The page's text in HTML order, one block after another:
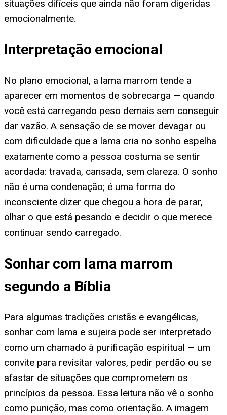
situações difíceis que ainda não foram digeridas
emocionalmente.
Interpretação emocional
No plano emocional, a lama marrom tende a
aparecer em momentos de sobrecarga — quando
você está carregando peso demais sem conseguir
dar vazão. A sensação de se mover devagar ou
com dificuldade que a lama cria no sonho espelha
exatamente como a pessoa costuma se sentir
acordada: travada, cansada, sem clareza. O sonho
não é uma condenação; é uma forma do
inconsciente dizer que chegou a hora de parar,
olhar o que está pesando e decidir o que merece
continuar sendo carregado.
Sonhar com lama marrom
segundo a Bíblia
Para algumas tradições cristãs e evangélicas,
sonhar com lama e sujeira pode ser interpretado
como um chamado à purificação espiritual — um
convite para revisitar valores, pedir perdão ou se
afastar de situações que comprometem os
princípios da pessoa. Essa leitura não vê o sonho
como punição, mas como orientação. A imagem